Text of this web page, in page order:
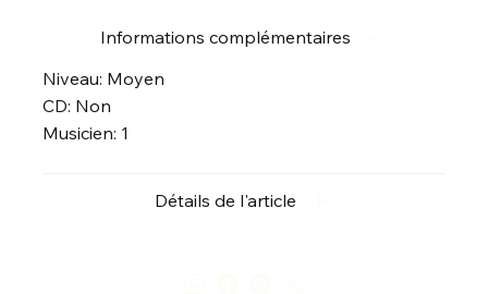
Informations complémentaires
Niveau: Moyen
CD: Non
Musicien: 1
Détails de l'article